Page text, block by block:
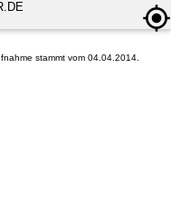
stammt vom 04.04.2014.